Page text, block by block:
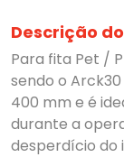
Descrição
Para fita Pet /
sendo o
400 mm e é
durante a
desperdício do